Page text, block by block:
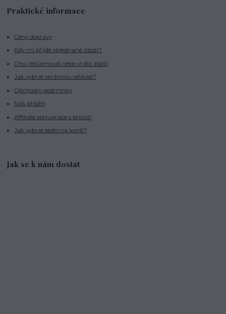
Praktické informace
Ceny dopravy
Kdy mi přijde objednané zboží?
Chci reklamovat nebo vrátit zboží
Jak vybrat správnou velikost?
Obchodní podmínky
Náš příběh
Affiliate spolupráce s provizí
Jak vybrat sedlo na koně?
Jak se k nám dostat